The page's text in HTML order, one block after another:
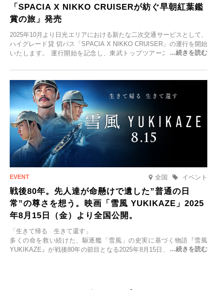
「SPACIA X NIKKO CRUISERが紡ぐ早朝紅葉鑑
賞の旅」発売
2025年10月より日光エリアにおける新たな二次交通サービスとして、
ハイグレード貸 切バス「SPACIA X NIKKO CRUISER」の運行を開始
いたします。 運行開始を記念し、東武トップツアーズ株式会社では
2025年9月12日(金)より発売いたします。
全国 イベント
戦後80年。先人達が命懸けで遺した”普通の日
常”の尊さを想う。映画「雪風 YUKIKAZE」2025
年8月15日（金）より全国公開。
「生きて帰る 生きて還す」
多くの命を救い続けた、駆逐艦「雪風」の史実に基づく物語『雪風
YUKIKAZE』が戦後80年の節目となる2025年8月15日、全国公開され